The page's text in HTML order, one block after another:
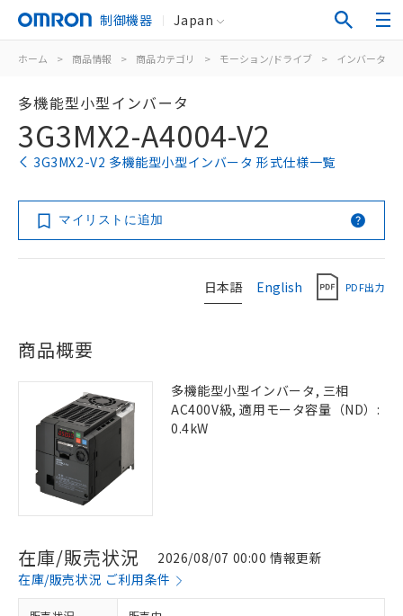
制御機器 Japan
ホーム > 商品情報 > 商品カテゴリ > モーション/ドライブ > インバータ
多機能型小型インバータ
3G3MX2-A4004-V2
3G3MX2-V2 多機能型小型インバータ 形式仕様一覧
マイリストに追加
日本語 English PDF出力
商品概要
多機能型小型インバータ, 三相
AC400V級, 適用モータ容量（ND）:
0.4kW
在庫/販売状況
2026/08/07 00:00 情報更新
在庫/販売状況 ご利用条件